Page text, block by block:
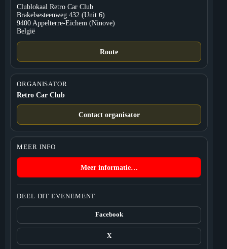
Clublokaal Retro Car Club
Brakelsesteenweg 432 (Unit 6)
9400 Appelterre-Eichem (Ninove)
België
Route
ORGANISATOR
Retro Car Club
Contact organisator
MEER INFO
Meer informatie…
DEEL DIT EVENEMENT
Facebook
X